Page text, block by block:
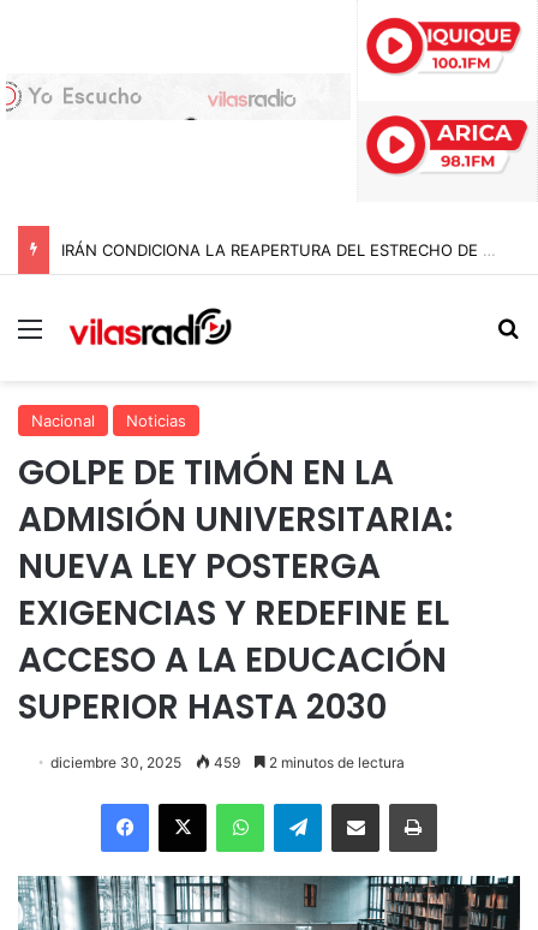
IRÁN CONDICIONA LA REAPERTURA DEL ESTRECHO DE ORMUZ Y EXIGE A ESTADOS UNIDOS EL FIN DEL BLOQUEO Y REPARACIONES DE GUERRA
Menú
Nacional Noticias
GOLPE DE TIMÓN EN LA
ADMISIÓN UNIVERSITARIA:
NUEVA LEY POSTERGA
EXIGENCIAS Y REDEFINE EL
ACCESO A LA EDUCACIÓN
SUPERIOR HASTA 2030
diciembre 30, 2025 459 2 minutos de lectura
Facebook
X WhatsAppTelegramEnviar vía email Imprimir